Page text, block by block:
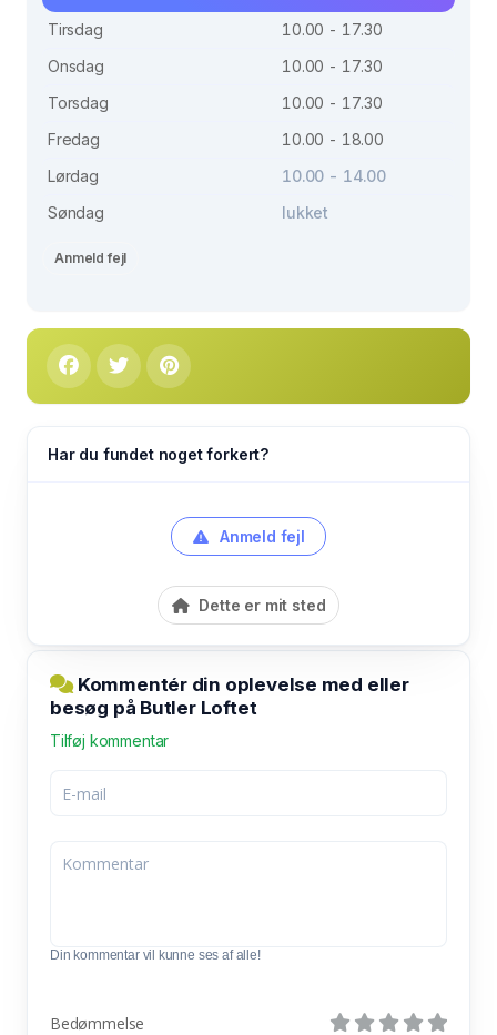
Tirsdag
10.00 - 17.30
Onsdag
10.00 - 17.30
Torsdag
10.00 - 17.30
Fredag
10.00 - 18.00
Lørdag
10.00 - 14.00
Søndag
lukket
Anmeld fejl
Har du fundet noget forkert?
Anmeld fejl
Dette er mit sted
Kommentér din oplevelse med eller
besøg på Butler Loftet
Tilføj kommentar
Din kommentar vil kunne ses af alle!
Bedømmelse